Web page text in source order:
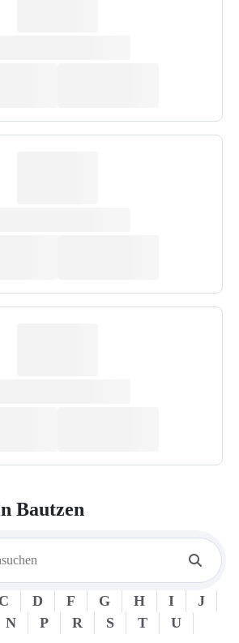
Bautzen
C D F G H I
J
N P R S T
U